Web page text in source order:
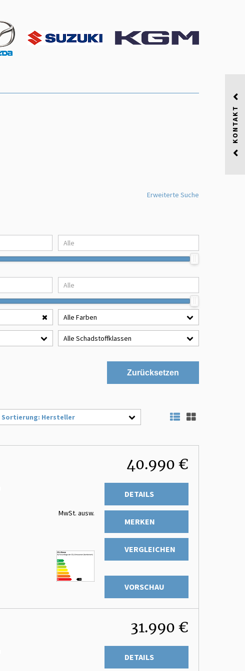
KONTAKT
Erweiterte Suche
Alle Farben
Alle Schadstoffklassen
Zurücksetzen
Sortierung: Hersteller
40.990 €
MwSt. ausw.
DETAILS
MERKEN
VERGLEICHEN
VORSCHAU
31.990 €
DETAILS